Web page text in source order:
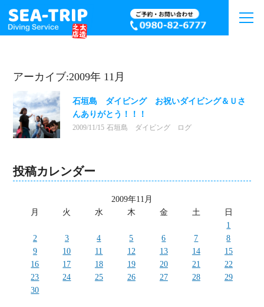
アーカイブ:2009年 11月
石垣島 ダイビング お祝いダイビング＆Ｕさ
んありがとう！！！
2009/11/15 石垣島 ダイビング ログ
投稿カレンダー
2009年11月
月
火 水 木 金 土
日
1
2
3 4 5 6 7
8
9
10 11 12 13 14
15
16
17 18 19 20 21
22
23
24 25 26 27 28
29
30